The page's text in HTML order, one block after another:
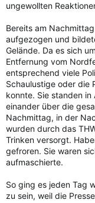
ungewollten
Bereits am
aufgezogen und
Gelände. Da es sich
Entfernung vom
entsprechend viele
Schaulustige oder die
konnte. Sie standen
einander über die
Nachmittag, in der
wurden durch das
Trinken versorgt.
gefroren. Sie waren
aufmaschierte.
So ging es jeden Tag
zu sein, weil die